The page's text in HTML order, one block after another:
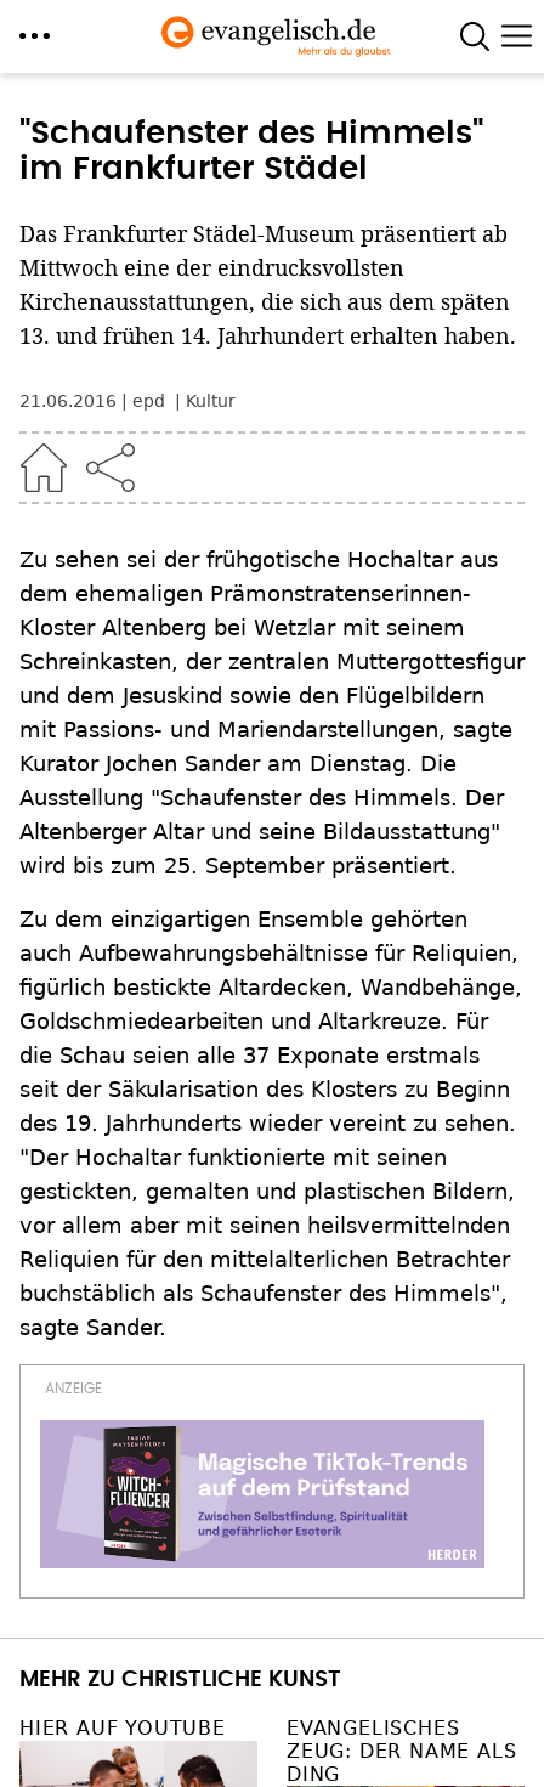
zum
Inhalt
"Schaufenster des Himmels"
im Frankfurter Städel
Das Frankfurter Städel-Museum präsentiert ab
Mittwoch eine der eindrucksvollsten
Kirchenausstattungen, die sich aus dem späten
13. und frühen 14. Jahrhundert erhalten haben.
21.06.2016 epd Kultur
Zu sehen sei der frühgotische Hochaltar aus
dem ehemaligen Prämonstratenserinnen-
Kloster Altenberg bei Wetzlar mit seinem
Schreinkasten, der zentralen Muttergottesfigur
und dem Jesuskind sowie den Flügelbildern
mit Passions- und Mariendarstellungen, sagte
Kurator Jochen Sander am Dienstag. Die
Ausstellung "Schaufenster des Himmels. Der
Altenberger Altar und seine Bildausstattung"
wird bis zum 25. September präsentiert.
Zu dem einzigartigen Ensemble gehörten
auch Aufbewahrungsbehältnisse für Reliquien,
figürlich bestickte Altardecken, Wandbehänge,
Goldschmiedearbeiten und Altarkreuze. Für
die Schau seien alle 37 Exponate erstmals
seit der Säkularisation des Klosters zu Beginn
des 19. Jahrhunderts wieder vereint zu sehen.
"Der Hochaltar funktionierte mit seinen
gestickten, gemalten und plastischen Bildern,
vor allem aber mit seinen heilsvermittelnden
Reliquien für den mittelalterlichen Betrachter
buchstäblich als Schaufenster des Himmels",
sagte Sander.
MEHR ZU CHRISTLICHE KUNST
HIER AUF YOUTUBE
EVANGELISCHES
ZEUG: DER NAME ALS
DING